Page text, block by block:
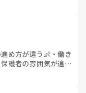
め方が違う👶 ・働き
保護者の雰囲気が違う